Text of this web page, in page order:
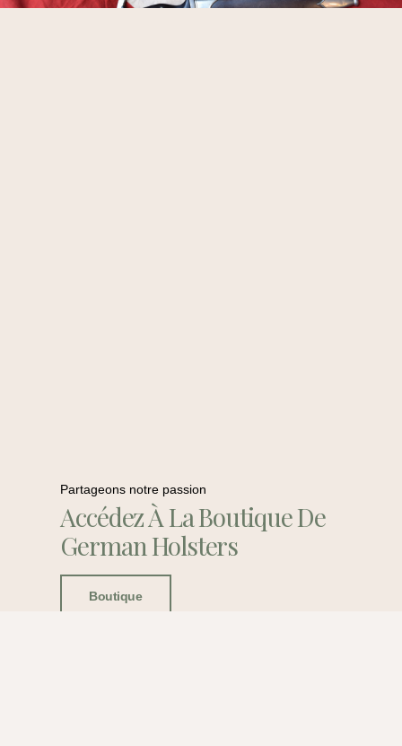
Partageons notre passion
Accédez À La Boutique De
German Holsters
Boutique